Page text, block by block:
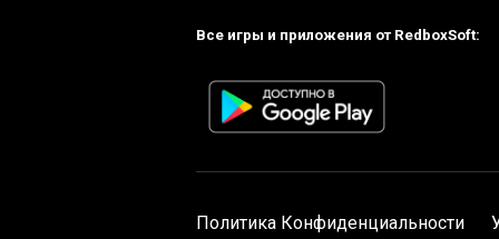
Все игры и приложения от RedboxSoft:
Политика Конфиденциальности